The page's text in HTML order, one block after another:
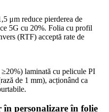
​​μm reduce pierderea de
5G cu 20%. Folia cu profil
(RTF) acceptă rate de
laminată cu pelicule PI
de 1 mm), acționând ca
personalizare în folie